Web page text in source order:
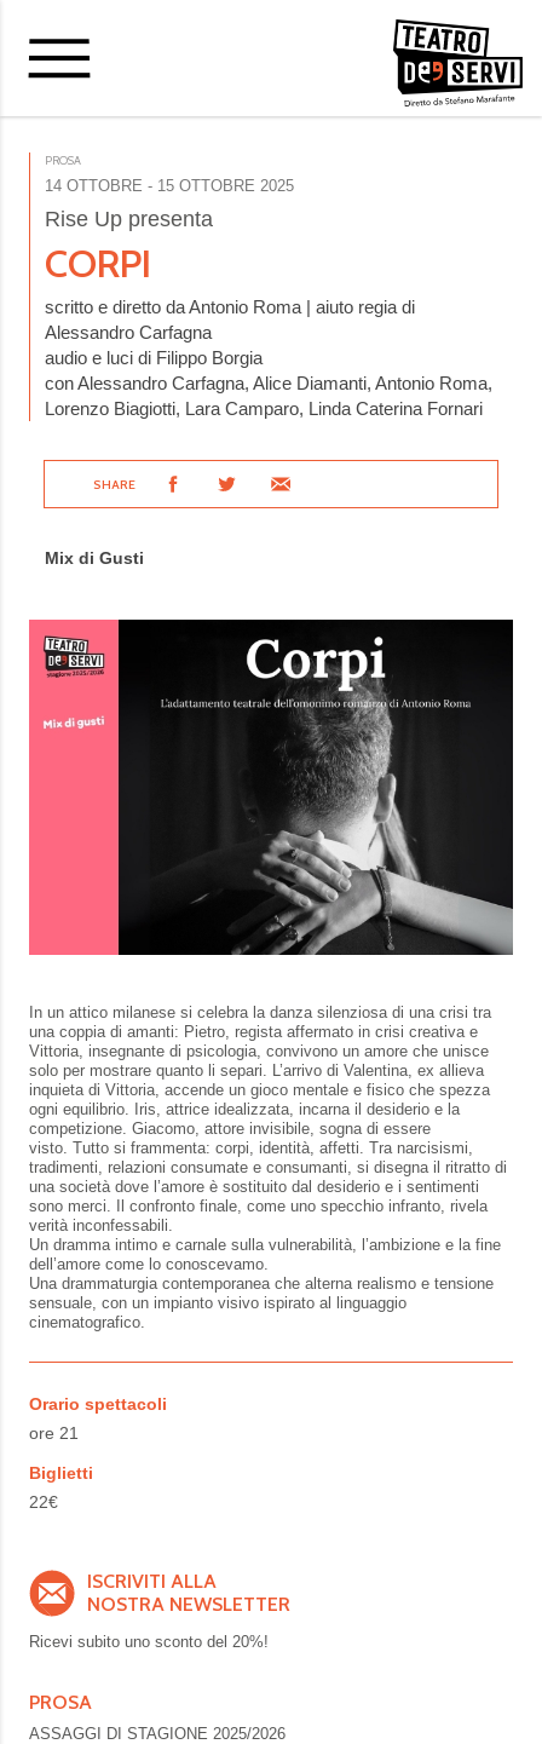
PROSA
14 OTTOBRE - 15 OTTOBRE 2025
Rise Up presenta
CORPI
scritto e diretto da Antonio Roma | aiuto regia di
Alessandro Carfagna
audio e luci di Filippo Borgia
con Alessandro Carfagna, Alice Diamanti, Antonio Roma,
Lorenzo Biagiotti, Lara Camparo, Linda Caterina Fornari
SHARE
Mix di Gusti
In un attico milanese si celebra la danza silenziosa di una crisi tra
una coppia di amanti: Pietro, regista affermato in crisi creativa e
Vittoria, insegnante di psicologia, convivono un amore che unisce
solo per mostrare quanto li separi. L’arrivo di Valentina, ex allieva
inquieta di Vittoria, accende un gioco mentale e fisico che spezza
ogni equilibrio. Iris, attrice idealizzata, incarna il desiderio e la
competizione. Giacomo, attore invisibile, sogna di essere
visto. Tutto si frammenta: corpi, identità, affetti. Tra narcisismi,
tradimenti, relazioni consumate e consumanti, si disegna il ritratto di
una società dove l’amore è sostituito dal desiderio e i sentimenti
sono merci. Il confronto finale, come uno specchio infranto, rivela
verità inconfessabili.
Un dramma intimo e carnale sulla vulnerabilità, l’ambizione e la fine
dell’amore come lo conoscevamo.
Una drammaturgia contemporanea che alterna realismo e tensione
sensuale, con un impianto visivo ispirato al linguaggio
cinematografico.
Orario spettacoli
ore 21
Biglietti
22€
ISCRIVITI ALLA
NOSTRA NEWSLETTER
Ricevi subito uno sconto del 20%!
PROSA
ASSAGGI DI STAGIONE 2025/2026